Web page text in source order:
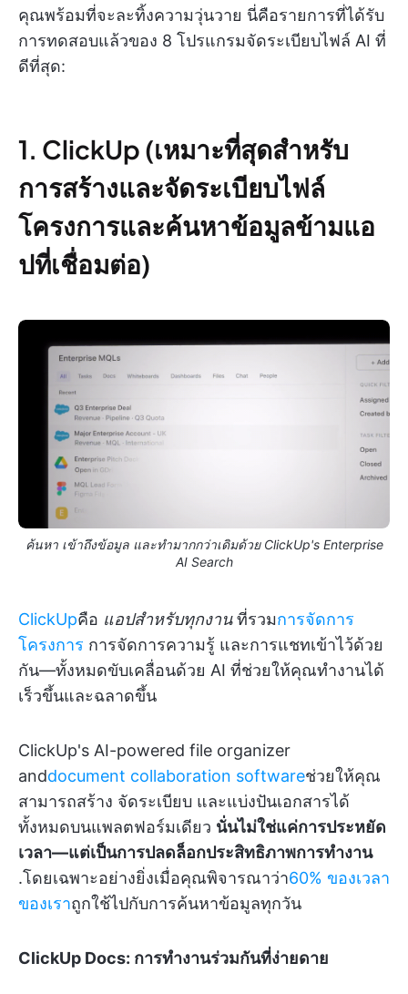
คุณพร้อมที่จะละทิ้งความวุ่นวาย นี่คือรายการที่ได้รับ
การทดสอบแล้วของ 8 โปรแกรมจัดระเบียบไฟล์ AI ที่
ดีที่สุด:
1. ClickUp (เหมาะที่สุดสำหรับ
การสร้างและจัดระเบียบไฟล์
โครงการและค้นหาข้อมูลข้ามแอ
ปที่เชื่อมต่อ)
ค้นหา เข้าถึงข้อมูล และทำมากกว่าเดิมด้วย ClickUp's Enterprise
AI Search
ClickUpคือ แอปสำหรับทุกงานที่รวมการจัดการ
โครงการ การจัดการความรู้ และการแชทเข้าไว้ด้วย
กัน—ทั้งหมดขับเคลื่อนด้วย AI ที่ช่วยให้คุณทำงานได้
เร็วขึ้นและฉลาดขึ้น
ClickUp's AI-powered file organizer
anddocument collaboration softwareช่วยให้คุณ
สามารถสร้าง จัดระเบียบ และแบ่งปันเอกสารได้
ทั้งหมดบนแพลตฟอร์มเดียว นั่นไม่ใช่แค่การประหยัด
เวลา—แต่เป็นการปลดล็อกประสิทธิภาพการทำงาน
.โดยเฉพาะอย่างยิ่งเมื่อคุณพิจารณาว่า60% ของเวลา
ของเราถูกใช้ไปกับการค้นหาข้อมูลทุกวัน
ClickUp Docs: การทำงานร่วมกันที่ง่ายดาย